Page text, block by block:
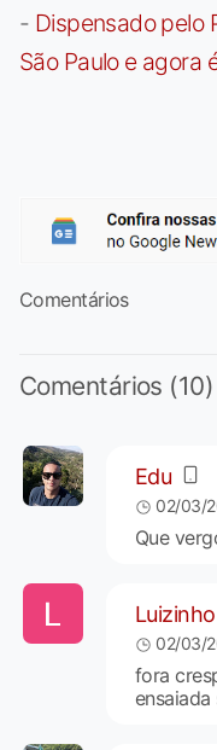
- Dispensado pelo
São Paulo e agora
Comentários
Comentários (10)
Edu
02/03/
Que
02/03/
fora